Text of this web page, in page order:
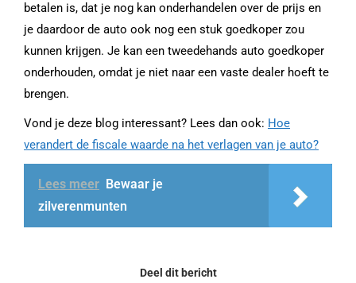
betalen is, dat je nog kan onderhandelen over de prijs en
je daardoor de auto ook nog een stuk goedkoper zou
kunnen krijgen. Je kan een tweedehands auto goedkoper
onderhouden, omdat je niet naar een vaste dealer hoeft te
brengen.
Vond je deze blog interessant? Lees dan ook: Hoe
verandert de fiscale waarde na het verlagen van je auto?
Lees meer Bewaar je
zilverenmunten
Deel dit bericht